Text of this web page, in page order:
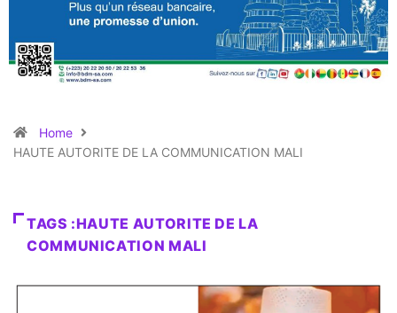
Home
HAUTE AUTORITE DE LA COMMUNICATION MALI
TAGS :HAUTE AUTORITE DE LA
COMMUNICATION MALI